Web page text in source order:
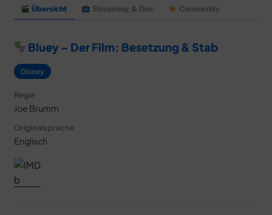
Übersicht Streaming & Disc Community
Bluey – Der Film: Besetzung & Stab
Disney
Regie
Joe Brumm
Originalsprache
Englisch